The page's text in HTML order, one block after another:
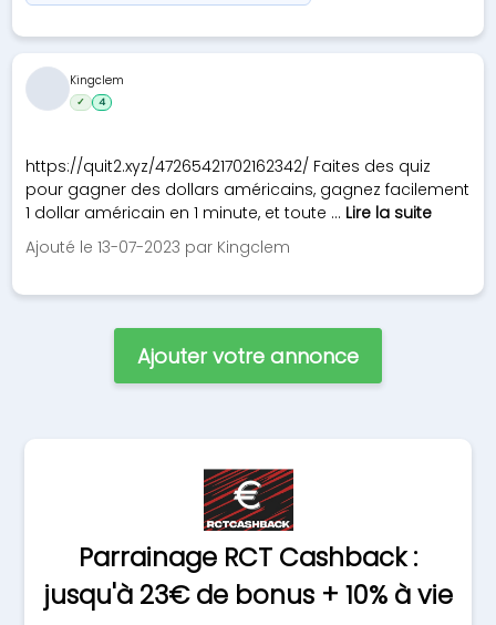
https://quit2.xyz/47265421702162342/ Faites des quiz
pour gagner des dollars américains, gagnez facilement
1 dollar américain en 1 minute, et toute ... Lire la suite
Ajouté le 13-07-2023 par Kingclem
Kingclem
✓ 4
Ajouter votre annonce
Parrainage RCT Cashback :
jusqu'à 23€ de bonus + 10% à vie